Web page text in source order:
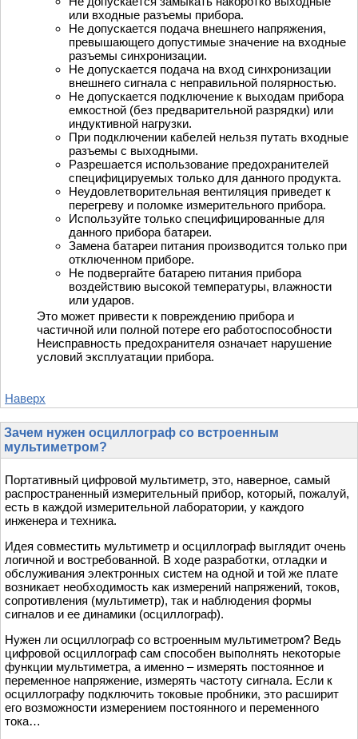
или входные разъемы прибора.
Не допускается подача внешнего напряжения,
превышающего допустимые значение на входные
разъемы синхронизации.
Не допускается подача на вход синхронизации
внешнего сигнала с неправильной полярностью.
Не допускается подключение к выходам прибора
емкостной (без предварительной разрядки) или
индуктивной нагрузки.
При подключении кабелей нельзя путать входные
разъемы с выходными.
Разрешается использование предохранителей
специфицируемых только для данного продукта.
Неудовлетворительная вентиляция приведет к
перегреву и поломке измерительного прибора.
Используйте только специфицированные для
данного прибора батареи.
Замена батареи питания производится только при
отключенном приборе.
Не подвергайте батарею питания прибора
воздействию высокой температуры, влажности
или ударов.
Это может привести к повреждению прибора и
частичной или полной потере его работоспособности
Неисправность предохранителя означает нарушение
условий эксплуатации прибора.
Наверх
Зачем нужен осциллограф со встроенным
мультиметром?
Портативный цифровой мультиметр, это, наверное, самый
распространенный измерительный прибор, который, пожалуй,
есть в каждой измерительной лаборатории, у каждого
инженера и техника.
Идея совместить мультиметр и осциллограф выглядит очень
логичной и востребованной. В ходе разработки, отладки и
обслуживания электронных систем на одной и той же плате
возникает необходимость как измерений напряжений, токов,
сопротивления (мультиметр), так и наблюдения формы
сигналов и ее динамики (осциллограф).
Нужен ли осциллограф со встроенным мультиметром? Ведь
цифровой осциллограф сам способен выполнять некоторые
функции мультиметра, а именно – измерять постоянное и
переменное напряжение, измерять частоту сигнала. Если к
осциллографу подключить токовые пробники, это расширит
его возможности измерением постоянного и переменного
тока…